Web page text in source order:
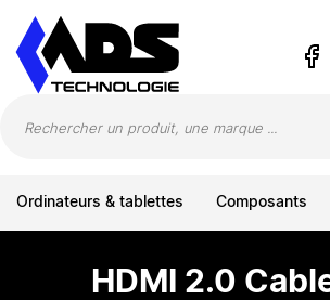
Ordinateurs & tablettes Composants
HDMI 2.0